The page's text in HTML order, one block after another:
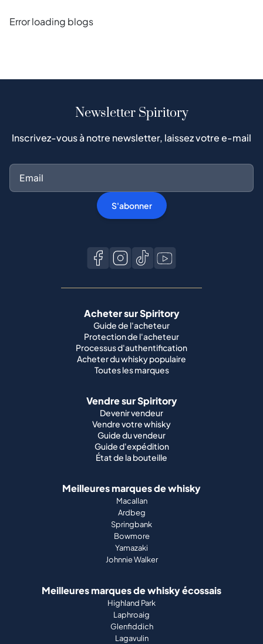
Error loading blogs
Newsletter Spiritory
Inscrivez-vous à notre newsletter, laissez votre e-mail
S'abonner
Acheter sur Spiritory
Guide de l'acheteur
Protection de l'acheteur
Processus d'authentification
Acheter du whisky populaire
Toutes les marques
Vendre sur Spiritory
Devenir vendeur
Vendre votre whisky
Guide du vendeur
Guide d'expédition
État de la bouteille
Meilleures marques de whisky
Macallan
Ardbeg
Springbank
Bowmore
Yamazaki
Johnnie Walker
Meilleures marques de whisky écossais
Highland Park
Laphroaig
Glenfiddich
Lagavulin